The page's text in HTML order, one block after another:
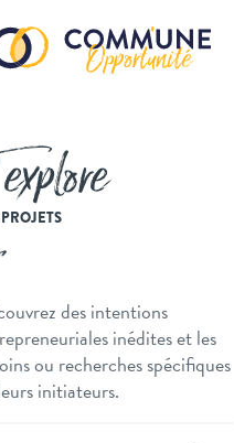
des intentions
inédites et les
ou recherches spécifiques
initiateurs.